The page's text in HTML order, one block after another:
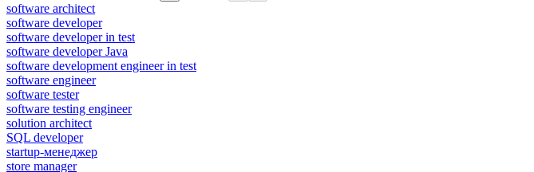
software architect
software developer
software developer in test
software developer Java
software development engineer in test
software engineer
software tester
software testing engineer
solution architect
SQL developer
startup-менеджер
store manager